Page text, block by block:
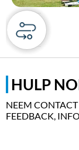
HULP
NEEM
FEEDBACK,